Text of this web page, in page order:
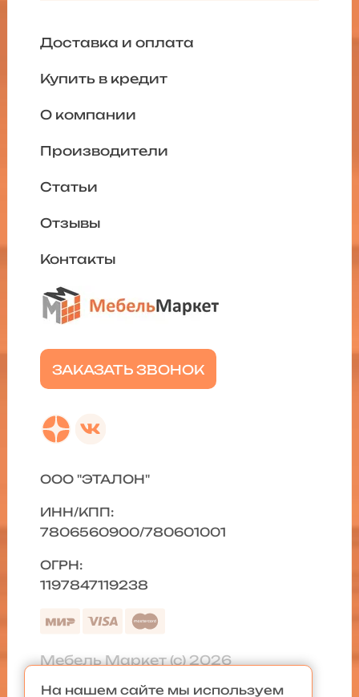
ЗАКАЗАТЬ ЗВОНОК
Доставка и оплата
Купить в кредит
О компании
Производители
Статьи
Отзывы
Контакты
ООО "ЭТАЛОН"
ИНН/КПП:
7806560900/780601001
ОГРН:
1197847119238
Мебель Маркет (с) 2026
На нашем сайте мы используем